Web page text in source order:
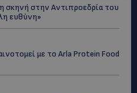
στην Αντιπροεδρία του
ευθύνη»
με το Arla Protein Food